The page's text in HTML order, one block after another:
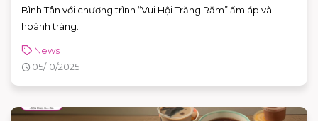
Bình Tân với chương trình “Vui Hội Trăng Rằm” ấm áp và
hoành tráng.
News
05/10/2025